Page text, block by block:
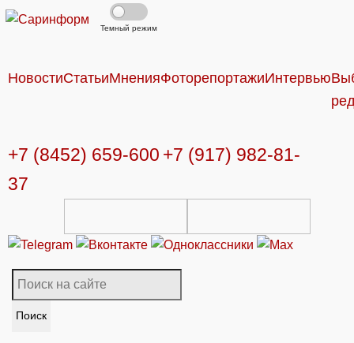
Темный режим
НовостиСтатьиМненияФоторепортажиИнтервью
+7 (8452) 659-600 +7 (917) 982-81-
37
Поиск